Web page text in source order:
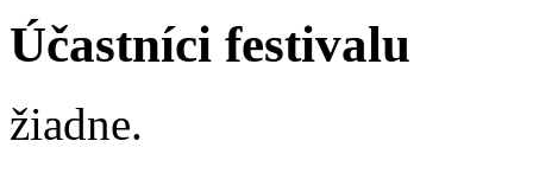
Účastníci festivalu
žiadne.